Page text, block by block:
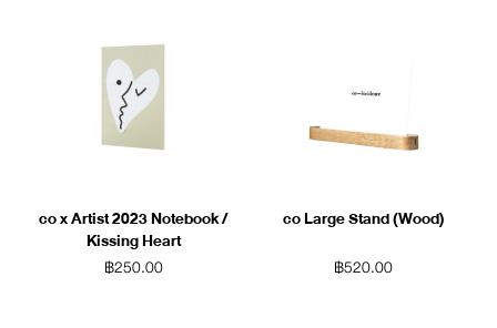
co x Artist 2023 Notebook /
Kissing Heart
฿250.00
co Large Stand (Wood)
฿520.00